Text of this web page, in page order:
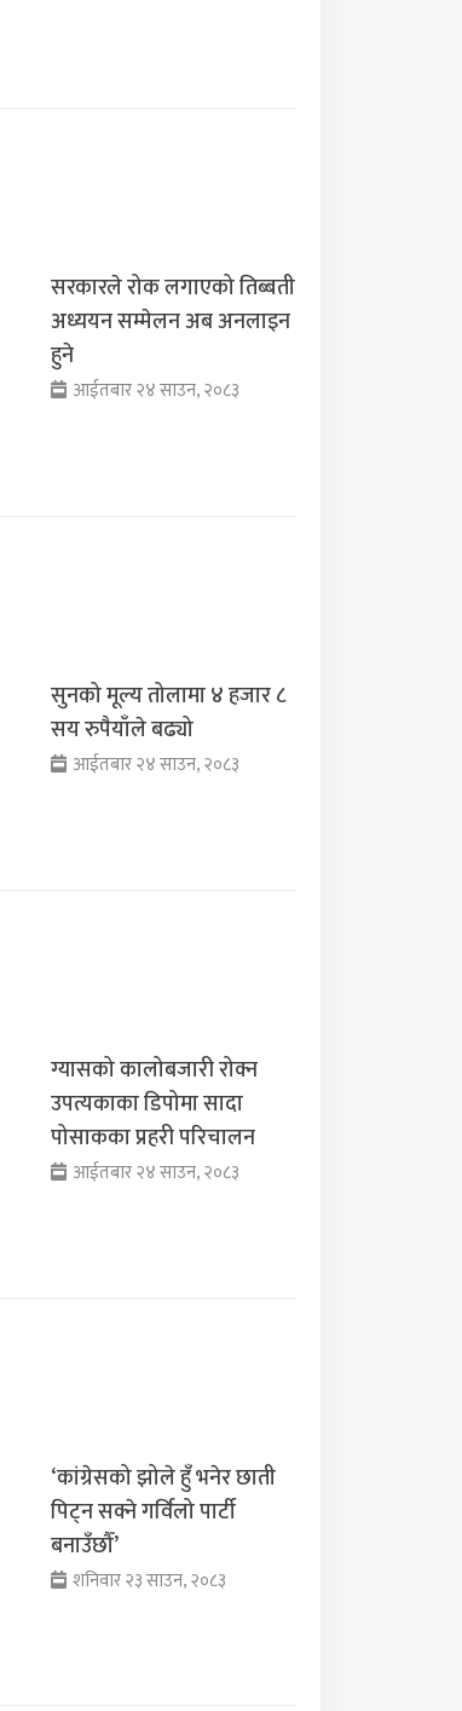
सरकारले रोक लगाएको तिब्बती
अध्ययन सम्मेलन अब अनलाइन
हुने
आईतबार २४ साउन, २०८३
सुनको मूल्य तोलामा ४ हजार ८
सय रुपैयाँले बढ्यो
आईतबार २४ साउन, २०८३
ग्यासको कालोबजारी रोक्न
उपत्यकाका डिपोमा सादा
पोसाकका प्रहरी परिचालन
आईतबार २४ साउन, २०८३
‘कांग्रेसको झोले हुँ भनेर छाती
पिट्न सक्ने गर्विलो पार्टी
बनाउँछौँ’
शनिवार २३ साउन, २०८३